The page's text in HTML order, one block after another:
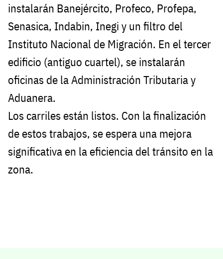
instalarán Banejército, Profeco, Profepa,
Senasica, Indabin, Inegi y un filtro del
Instituto Nacional de Migración. En el tercer
edificio (antiguo cuartel), se instalarán
oficinas de la Administración Tributaria y
Aduanera.
Los carriles están listos. Con la finalización
de estos trabajos, se espera una mejora
significativa en la eficiencia del tránsito en la
zona.